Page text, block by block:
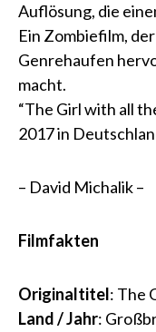
Auflösung, die
Ein Zombiefilm,
Genrehaufen
macht.
“The Girl with all
2017 in
– David Michalik –
Filmfakten
Originaltitel: The
Land / Jahr: